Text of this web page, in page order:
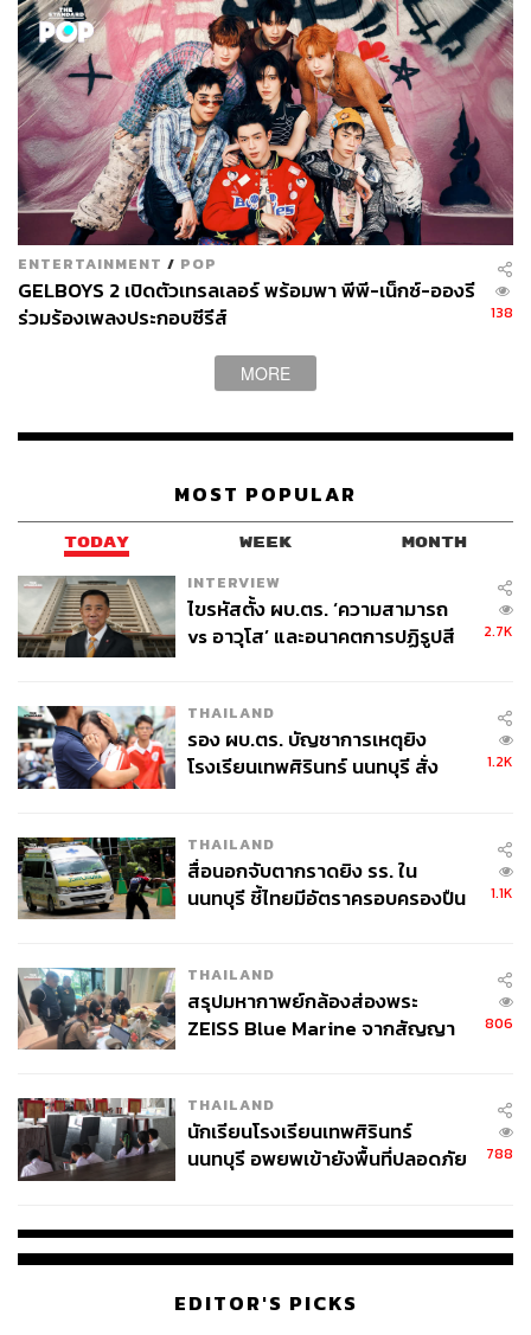
ENTERTAINMENT / POP
GELBOYS 2 เปิดตัวเทรลเลอร์ พร้อมพา พีพี-เน็กซ์-อองรี
ร่วมร้องเพลงประกอบซีรีส์
138
MORE
MOST POPULAR
TODAY WEEK MONTH
INTERVIEW
ไขรหัสตั้ง ผบ.ตร. ‘ความสามารถ
vs อาวุโส’ และอนาคตการปฏิรูปสี
2.7K
THAILAND
รอง ผบ.ตร. บัญชาการเหตุยิง
โรงเรียนเทพศิรินทร์ นนทบุรี สั่ง
1.2K
THAILAND
สื่อนอกจับตากราดยิง รร. ใน
นนทบุรี ชี้ไทยมีอัตราครอบครองปืน
1.1K
THAILAND
สรุปมหากาพย์กล้องส่องพระ
ZEISS Blue Marine จากสัญญา
จ่ายหนี้-แอบระบุแบรนด์
806
THAILAND
นักเรียนโรงเรียนเทพศิรินทร์
นนทบุรี อพยพเข้ายังพื้นที่ปลอดภัย
788
EDITOR'S PICKS